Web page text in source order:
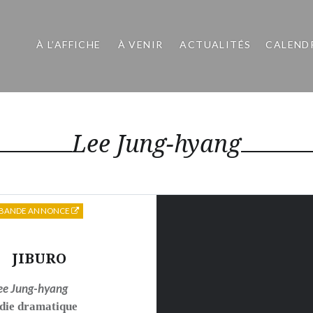
À L’AFFICHE À VENIR ACTUALITÉS
Lee Jung-hyang
JIBURO
Jung-hyang
dramatique
ANNONCE